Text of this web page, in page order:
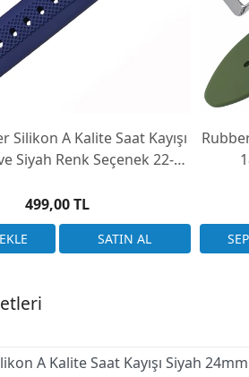
Silikon A Kalite Saat Kayışı
Siyah Renk Seçenek 22-
499,00 TL
A Kalite Saat Kayışı Siyah